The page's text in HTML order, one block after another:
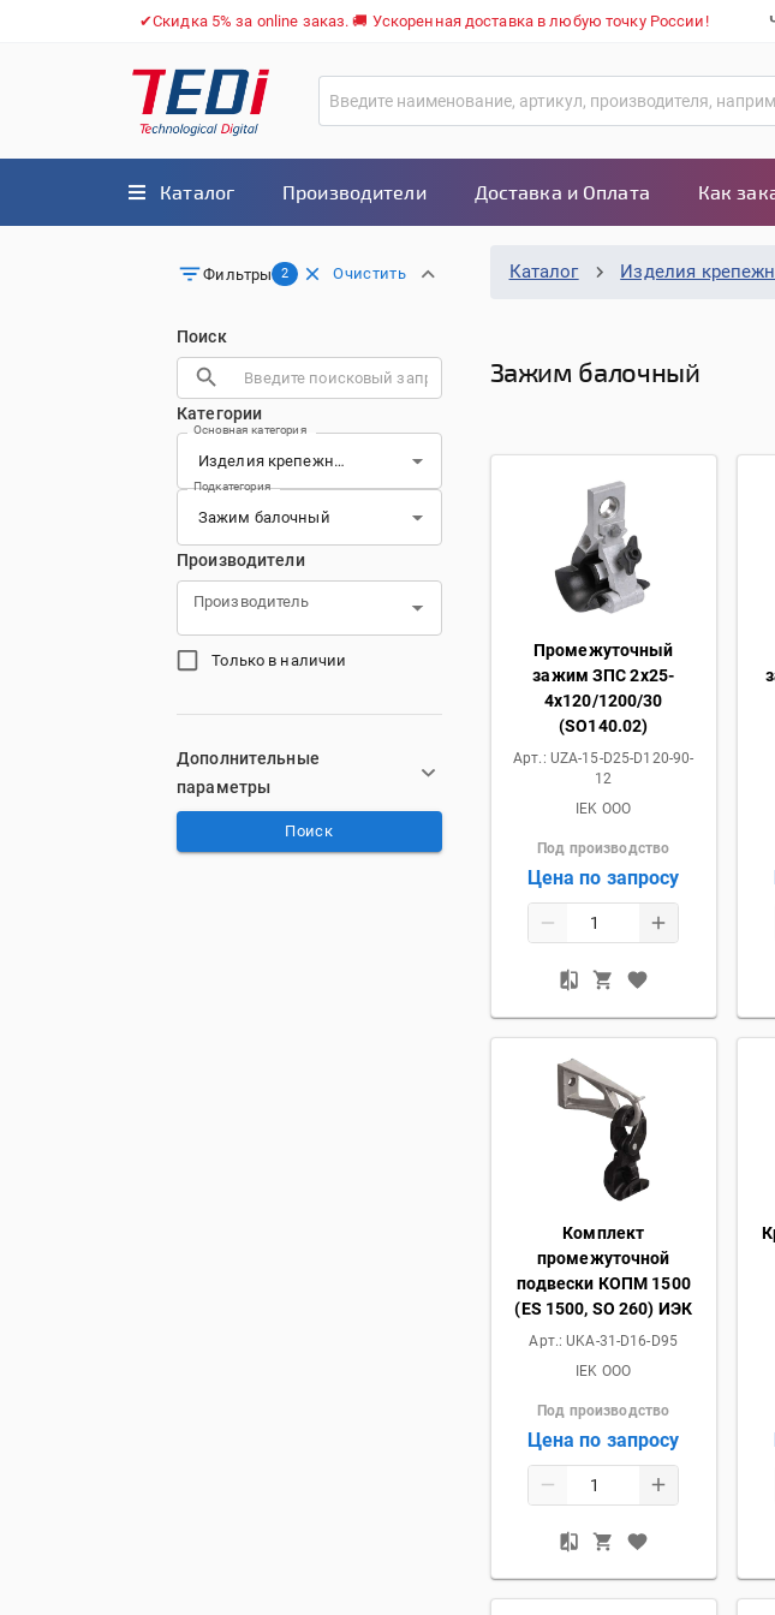
✔Скидка 5% за online заказ. 🚚 Ускоренная доставка в любую точку России!
Каталог Производители Доставка и Оплата Как
Фильтры 2 Очистить
Поиск
Категории
Основная категория
Подкатегория
Производители
Производитель
Только в наличии
Дополнительные
параметры
Поиск
Каталог Изделия
Зажим балочный
Промежуточный
зажим ЗПС 2х25-
4х120/1200/30
(SO140.02)
Арт.: UZA-15-D25-D120-90-
12
IEK OOO
Под производство
Цена по запросу
Комплект
промежуточной
подвески КОПМ 1500
(ES 1500, SO 260) ИЭК
Арт.:UKA-31-D16-D95
IEK OOO
Под производство
Цена по запросу